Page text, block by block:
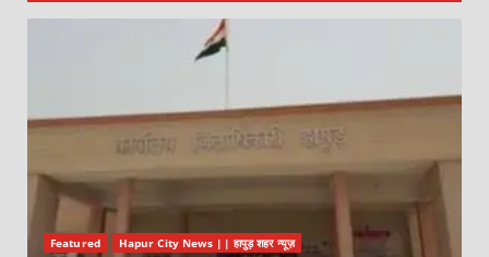
Featured Hapur City News || हापुड़ शहर न्यूज़